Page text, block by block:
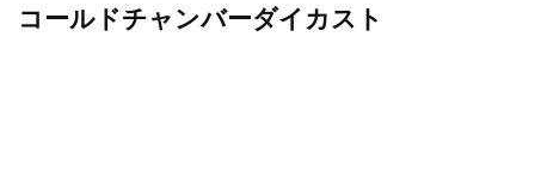
コールドチャンバーダイカスト